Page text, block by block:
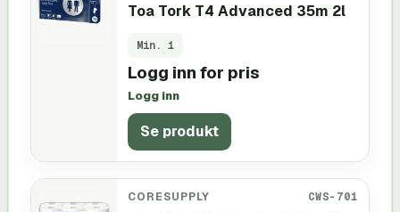
Toa Tork T4 Advanced 35m 2l
Min. 1
Logg inn for pris
Logg inn
Se produkt
CORESUPPLY CWS-701